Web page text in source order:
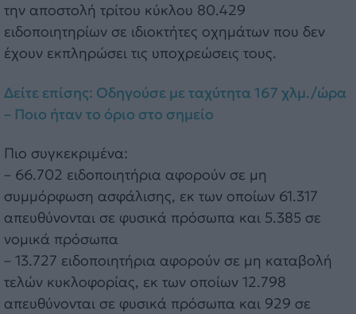
την αποστολή τρίτου κύκλου 80.429
ειδοποιητηρίων σε ιδιοκτήτες οχημάτων που δεν
έχουν εκπληρώσει τις υποχρεώσεις τους.
Δείτε επίσης: Οδηγούσε με ταχύτητα 167 χλμ./ώρα
– Ποιο ήταν το όριο στο σημείο
Πιο συγκεκριμένα:
– 66.702 ειδοποιητήρια αφορούν σε μη
συμμόρφωση ασφάλισης, εκ των οποίων 61.317
απευθύνονται σε φυσικά πρόσωπα και 5.385 σε
νομικά πρόσωπα
– 13.727 ειδοποιητήρια αφορούν σε μη καταβολή
τελών κυκλοφορίας, εκ των οποίων 12.798
απευθύνονται σε φυσικά πρόσωπα και 929 σε